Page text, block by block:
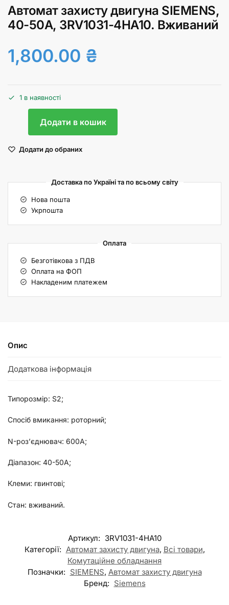
Автомат захисту двигуна SIEMENS,
40-50А, 3RV1031-4HA10. Вживаний
1,800.00 ₴
1 в наявності
Додати в кошик
Додати до обраних
Доставка по Україні та по всьому світу
Нова пошта
Укрпошта
Оплата
Безготівкова з ПДВ
Оплата на ФОП
Накладеним платежем
Опис
Додаткова інформація
Типорозмір: S2;
Спосіб вмикання: роторний;
N-роз’єднювач: 600А;
Діапазон: 40-50А;
Клеми: гвинтові;
Стан: вживаний.
Артикул: 3RV1031-4HA10
Категорії: Автомат захисту двигуна, Всі товари,
Комутаційне обладнання
Позначки: SIEMENS, Автомат захисту двигуна
Бренд: Siemens